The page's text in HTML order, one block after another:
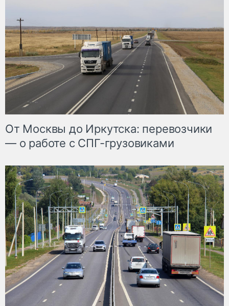
От Москвы до Иркутска: перевозчики
— о работе с СПГ-грузовиками